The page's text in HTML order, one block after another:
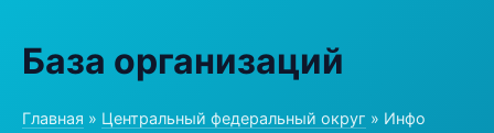
База организаций
Главная » Центральный федеральный округ » Инфо